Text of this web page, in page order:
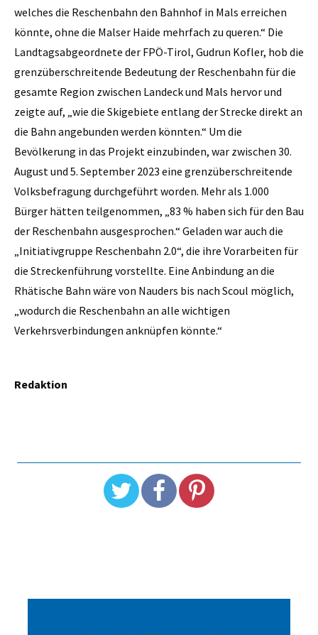
welches die Reschenbahn den Bahnhof in Mals erreichen
könnte, ohne die Malser Haide mehrfach zu queren.“ Die
Landtagsabgeordnete der FPÖ-Tirol, Gudrun Kofler, hob die
grenzüberschreitende Bedeutung der Reschenbahn für die
gesamte Region zwischen Landeck und Mals hervor und
zeigte auf, „wie die Skigebiete entlang der Strecke direkt an
die Bahn angebunden werden könnten.“ Um die
Bevölkerung in das Projekt einzubinden, war zwischen 30.
August und 5. September 2023 eine grenzüberschreitende
Volksbefragung durchgeführt worden. Mehr als 1.000
Bürger hätten teilgenommen, „83 % haben sich für den Bau
der Reschenbahn ausgesprochen.“ Geladen war auch die
„Initiativgruppe Reschenbahn 2.0“, die ihre Vorarbeiten für
die Streckenführung vorstellte. Eine Anbindung an die
Rhätische Bahn wäre von Nauders bis nach Scoul möglich,
„wodurch die Reschenbahn an alle wichtigen
Verkehrsverbindungen anknüpfen könnte.“
Redaktion